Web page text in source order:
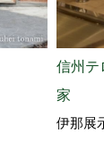
信州テ
家
伊那展